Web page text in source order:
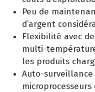
Peu de
d’argent
Flexibilité avec
multi-
les produits
Auto-